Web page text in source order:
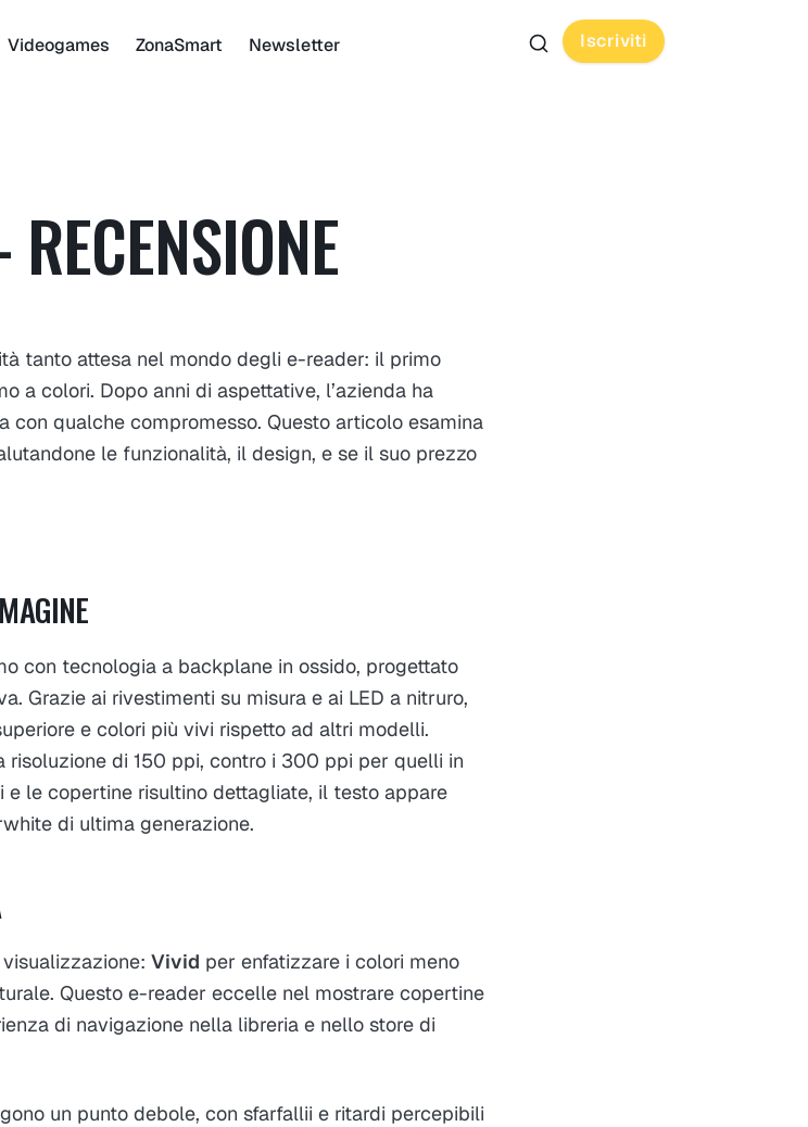
Videogames ZonaSmart Newsletter Iscriviti
tanto attesa nel mondo degli e-reader: il primo
a colori. Dopo anni di aspettative, l’azienda ha
con qualche compromesso. Questo articolo esamina
le funzionalità, il design, e se il suo prezzo
con tecnologia a backplane in ossido, progettato
Grazie ai rivestimenti su misura e ai LED a nitruro,
e colori più vivi rispetto ad altri modelli.
risoluzione di 150 ppi, contro i 300 ppi per quelli in
e le copertine risultino dettagliate, il testo appare
di ultima generazione.
Vivid per enfatizzare i colori meno
Questo e-reader eccelle nel mostrare copertine
di navigazione nella libreria e nello store di
un punto debole, con sfarfallii e ritardi percepibili